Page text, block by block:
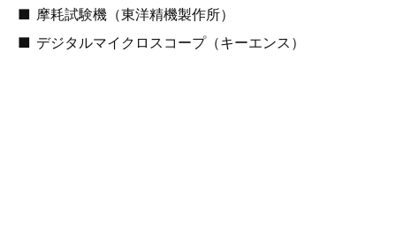
摩耗試験機（東洋精機製作所）
デジタルマイクロスコープ（キーエンス）